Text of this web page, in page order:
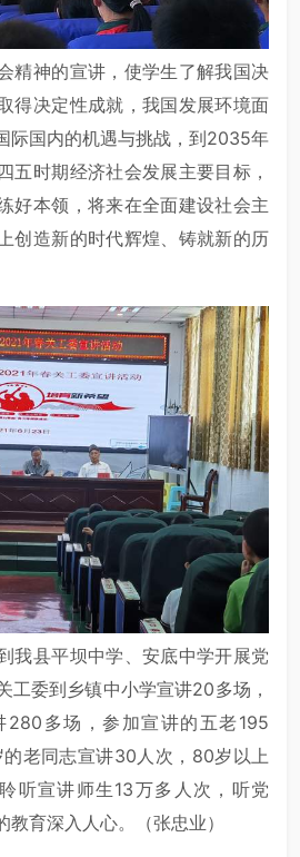
精神的宣讲，使学生了解我国决
得决定性成就，我国发展环境面
际国内的机遇与挑战，到2035年
五时期经济社会发展主要目标，
好本领，将来在全面建设社会主
创造新的时代辉煌、铸就新的历
我县平坝中学、安底中学开展党
工委到乡镇中小学宣讲20多场，
280多场，参加宣讲的五老195
老同志宣讲30人次，80岁以上
听宣讲师生13万多人次，听党
育深入人心。（张忠业）